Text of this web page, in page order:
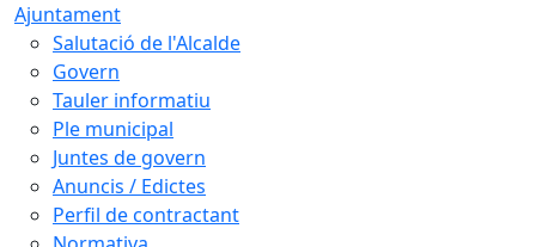
Ajuntament
Salutació de l'Alcalde
Govern
Tauler informatiu
Ple municipal
Juntes de govern
Anuncis / Edictes
Perfil de contractant